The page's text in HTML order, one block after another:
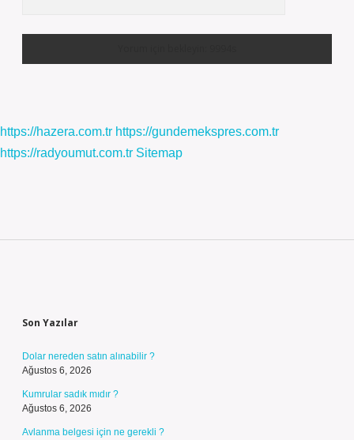
https://hazera.com.tr https://gundemekspres.com.tr
https://radyoumut.com.tr Sitemap
Son Yazılar
Dolar nereden satın alınabilir ?
Ağustos 6, 2026
Kumrular sadık mıdır ?
Ağustos 6, 2026
Avlanma belgesi için ne gerekli ?